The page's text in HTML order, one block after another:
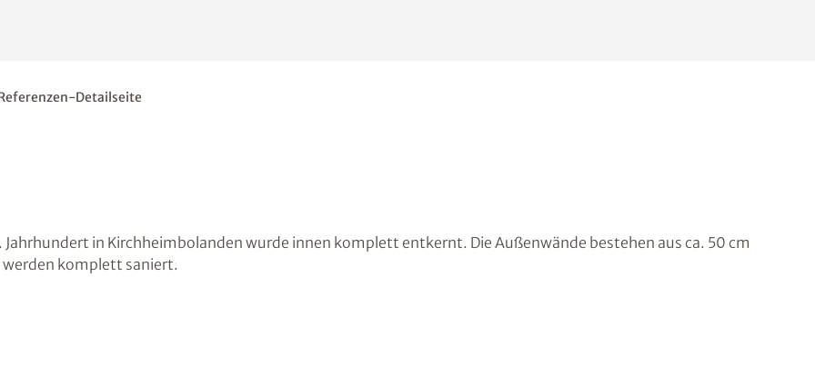
Detailseite
in Kirchheimbolanden wurde innen komplett entkernt. Die Außenwände bestehen aus ca. 50 cm
werden komplett saniert.